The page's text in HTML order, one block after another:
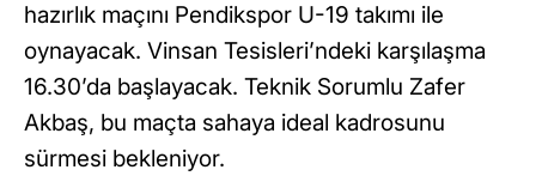
hazırlık maçını Pendikspor U-19 takımı ile
oynayacak. Vinsan Tesisleri’ndeki karşılaşma
16.30’da başlayacak. Teknik Sorumlu Zafer
Akbaş, bu maçta sahaya ideal kadrosunu
sürmesi bekleniyor.